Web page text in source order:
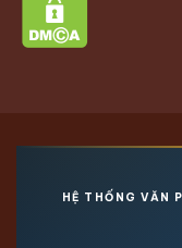
HỆ THỐNG VĂN